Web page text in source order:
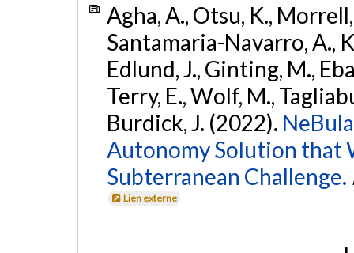
Agha, A., Otsu, K.,
Santamaria-Navarro, A.,
Edlund, J., Ginting, M.,
Terry, E., Wolf, M.,
Burdick, J. (2022).
Autonomy Solution that
Subterranean Challenge.
Lien externe